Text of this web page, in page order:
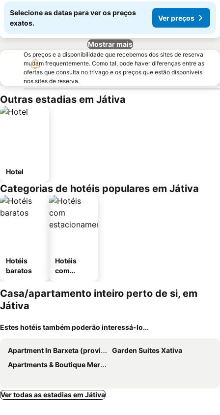
Selecione as datas para ver os preços
exatos.
Ver preços
Mostrar mais
Os preços e a disponibilidade que recebemos dos sites de reserva
mudam frequentemente. Como tal, pode haver diferenças entre as
ofertas que consulta no trivago e os preços que estão disponíveis
nos sites de reserva.
Outras estadias em Játiva
Hotel
Categorias de hotéis populares em Játiva
Hotéis
baratos
Hotéis
com
mento
Casa/apartamento inteiro perto de si, em
Játiva
Estes hotéis também poderão interessá-lo...
Apartment In Barxeta (province Of Valencia)
Garden Suites Xativa
Apartments & Boutique Meraki
Ver todas as estadias em Játiva